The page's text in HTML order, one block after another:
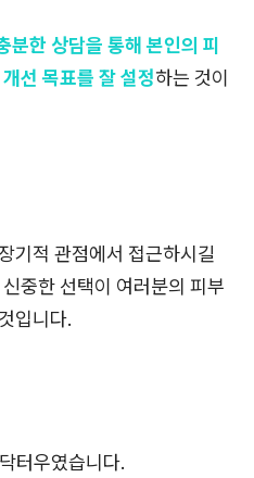
분한 상담을 통해 본인의 피
선 목표를 잘 설정하는 것이
기적 관점에서 접근하시길
중한 선택이 여러분의 피부
입니다.
터우였습니다.